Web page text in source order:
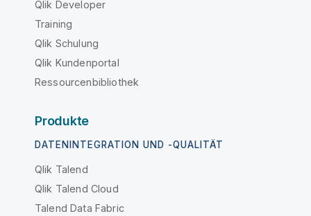
Qlik Developer
Training
Qlik Schulung
Qlik Kundenportal
Ressourcenbibliothek
Produkte
DATENINTEGRATION UND -QUALITÄT
Qlik Talend
Qlik Talend Cloud
Talend Data Fabric